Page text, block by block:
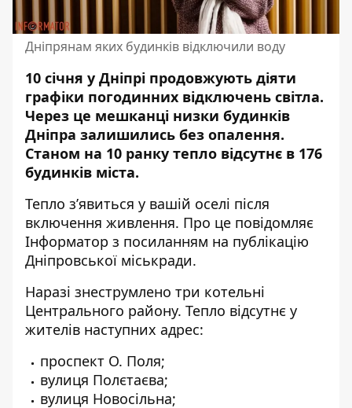
Дніпрянам яких будинків відключили воду
10 січня у Дніпрі продовжують діяти
графіки погодинних відключень світла.
Через це мешканці низки будинків
Дніпра залишились без опалення.
Станом на 10 ранку тепло відсутнє в 176
будинків міста.
Тепло з’явиться у вашій оселі після
включення живлення. Про це повідомляє
Інформатор з посиланням на публікацію
Дніпровської міськради.
Наразі знеструмлено три котельні
Центрального району. Тепло відсутнє у
жителів наступних адрес:
проспект О. Поля;
вулиця Полєтаєва;
вулиця Новосільна;